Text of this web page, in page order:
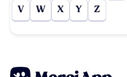
V W X Y Z